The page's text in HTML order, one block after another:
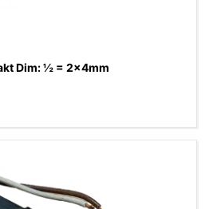
Dim: ½ = 2x4mm